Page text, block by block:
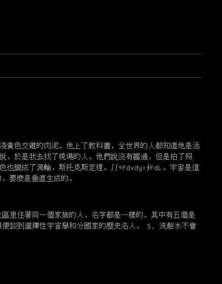
黃色交雜的肉泥。他上了教科書，全世界的人都知道他是活
，於是我去找了現場的人。他們說沒有嘗過，但是拍了照
變成了渦輪，斯托克斯定理。∫∫▽Fdxdy=∮FdL。宇宙是這
要麼是垂直生成的。
住著同一個家族的人，名字都是一樣的。其中有五個是
談到選擇性宇宙學和分國家的歷史名人。 5. 洗髮水不會